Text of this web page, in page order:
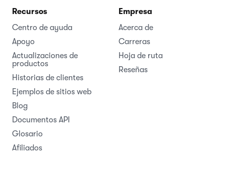
Recursos
Centro de ayuda
Apoyo
Actualizaciones de
productos
Historias de clientes
Ejemplos de sitios web
Blog
Documentos API
Glosario
Afiliados
Empresa
Acerca de
Carreras
Hoja de ruta
Reseñas